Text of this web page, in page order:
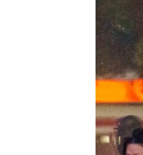
УКРАЇНСЬКА ПРОБЛЕМА КРИМУ